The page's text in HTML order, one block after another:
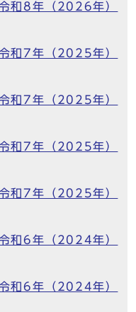
和8年（2026年）
和7年（2025年）
和7年（2025年）
和7年（2025年）
和7年（2025年）
和6年（2024年）
和6年（2024年）